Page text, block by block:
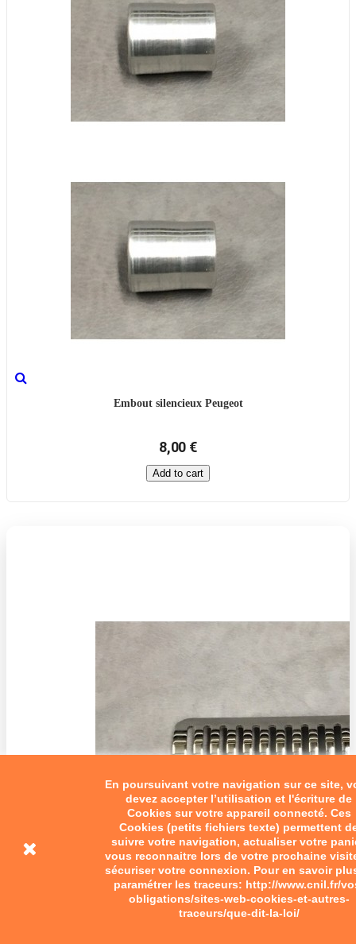
En poursuivant votre navigation sur ce site,
devez accepter l’utilisation et l'écriture de
Cookies sur votre appareil connecté. Ces
Cookies (petits fichiers texte) permettent
suivre votre navigation, actualiser votre
vous reconnaitre lors de votre prochaine
sécuriser votre connexion. Pour en savoir
paramétrer les traceurs: http://www.cnil.fr/
obligations/sites-web-cookies-et-autres-
traceurs/que-dit-la-loi/
Embout silencieux Peugeot
8,00 €
Add to cart